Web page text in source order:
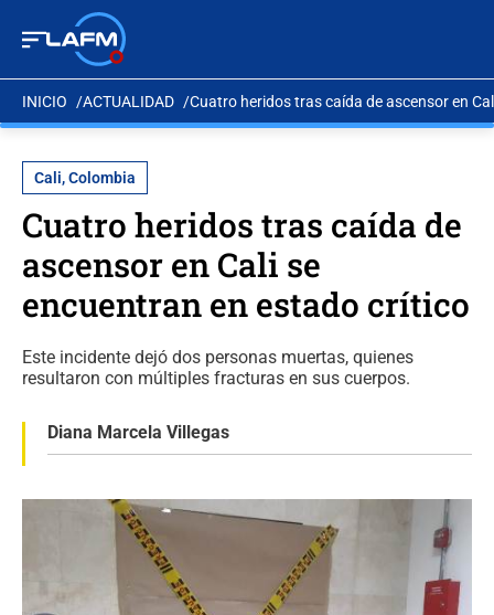
INICIO ACTUALIDAD Cuatro heridos tras caída de ascensor en
Cali, Colombia
Cuatro heridos tras caída de
ascensor en Cali se
encuentran en estado crítico
Este incidente dejó dos personas muertas, quienes
resultaron con múltiples fracturas en sus cuerpos.
Diana Marcela Villegas